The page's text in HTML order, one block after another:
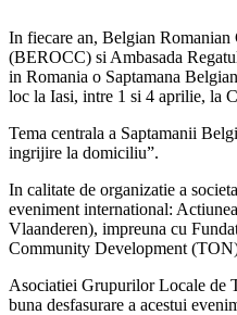
In fiecare an, Belgian Romanian
(BEROCC) si Ambasada
in Romania o Saptamana
loc la Iasi, intre 1 si 4 aprilie, la
Tema centrala a Saptamanii
ingrijire la domiciliu”.
In calitate de organizatie a
eveniment international:
Vlaanderen), impreuna cu
Community Development
Asociatiei Grupurilor Locale de
buna desfasurare a acestui